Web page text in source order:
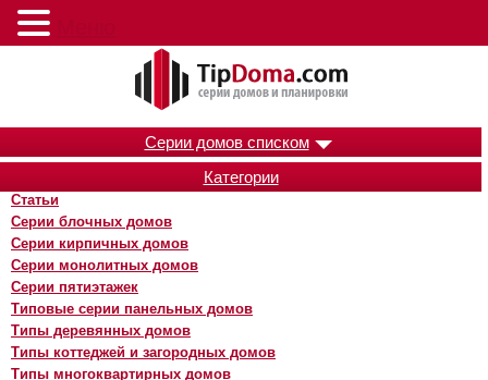
Серии домов списком
Категории
Статьи
Серии блочных домов
Серии кирпичных домов
Серии монолитных домов
Серии пятиэтажек
Типовые серии панельных домов
Типы деревянных домов
Типы коттеджей и загородных домов
Типы многоквартирных домов